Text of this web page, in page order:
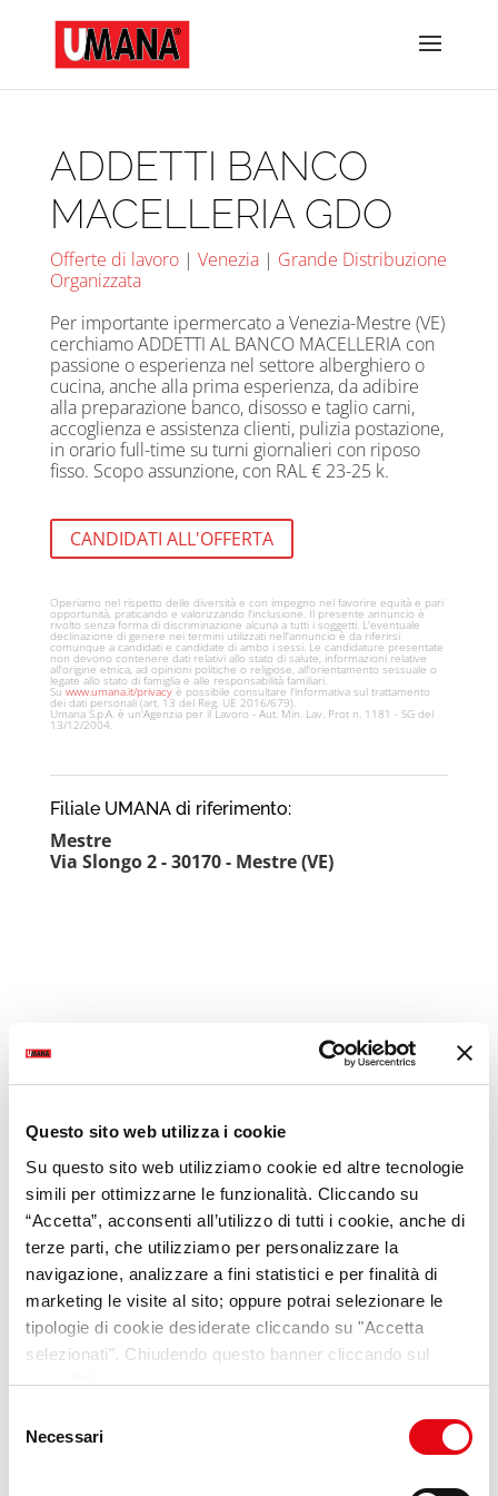
Questo sito web utilizza i cookie
Su questo sito web utilizziamo cookie ed altre tecnologie
simili per ottimizzarne le funzionalità. Cliccando su
“Accetta”, acconsenti all’utilizzo di tutti i cookie, anche di
terze parti, che utilizziamo per personalizzare la
navigazione, analizzare a fini statistici e per finalità di
marketing le visite al sito; oppure potrai selezionare le
tipologie di cookie desiderate cliccando su "Accetta
selezionati". Chiudendo questo banner cliccando sul
tasto “X” prosegui la navigazione e saranno attivati solo i
modificare le tue preferenze in ogni momento mediante il
link “Impostazione dei cookie” a fine pagina. Per ulteriori
Cookie
delNecessari
ADDETTI BANCO
MACELLERIA GDO
Offerte di lavoro| Venezia| Grande Distribuzione
Organizzata
Per importante ipermercato a Venezia-Mestre (VE)
cerchiamo ADDETTI AL BANCO MACELLERIA con
passione o esperienza nel settore alberghiero o
cucina, anche alla prima esperienza, da adibire
alla preparazione banco, disosso e taglio carni,
accoglienza e assistenza clienti, pulizia postazione,
in orario full-time su turni giornalieri con riposo
fisso. Scopo assunzione, con RAL € 23-25 k.
CANDIDATI ALL'OFFERTA
Operiamo nel rispetto delle diversità e con impegno nel favorire equità e pari
opportunità, praticando e valorizzando l'inclusione. Il presente annuncio è
rivolto senza forma di discriminazione alcuna a tutti i soggetti. L'eventuale
declinazione di genere nei termini utilizzati nell'annuncio è da riferirsi
comunque a candidati e candidate di ambo i sessi. Le candidature presentate
non devono contenere dati relativi allo stato di salute, informazioni relative
all'origine etnica, ad opinioni politiche o religiose, all'orientamento sessuale o
legate allo stato di famiglia e alle responsabilità familiari.
Suwww.umana.it/privacyè possibile consultare l'informativa sul trattamento
dei dati personali (art. 13 del Reg. UE 2016/679).
Umana S.p.A. è un'Agenzia per il Lavoro - Aut. Min. Lav. Prot n. 1181 - SG del
13/12/2004.
Filiale UMANA di riferimento:
Mestre
Via Slongo 2 - 30170 - Mestre (VE)
Li